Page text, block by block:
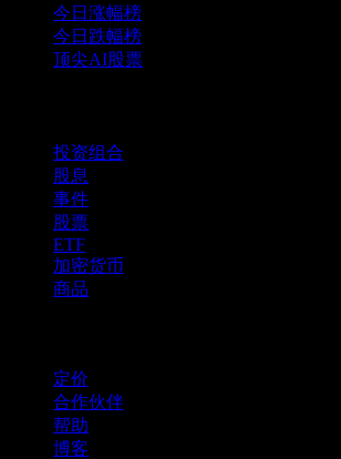
今日涨幅榜
今日跌幅榜
顶尖AI股票
投资组合
股息
事件
股票
ETF
加密货币
商品
定价
合作伙伴
帮助
博客